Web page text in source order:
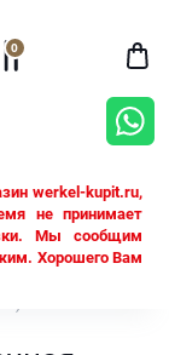
werkel-kupit.ru,
не принимает
Мы сообщим
Хорошего Вам
0